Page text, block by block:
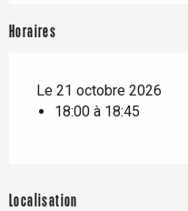
Horaires
Le 21 octobre 2026
18:00 à 18:45
Localisation